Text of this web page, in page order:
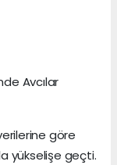
Avcılar
göre
yükselişe geçti.